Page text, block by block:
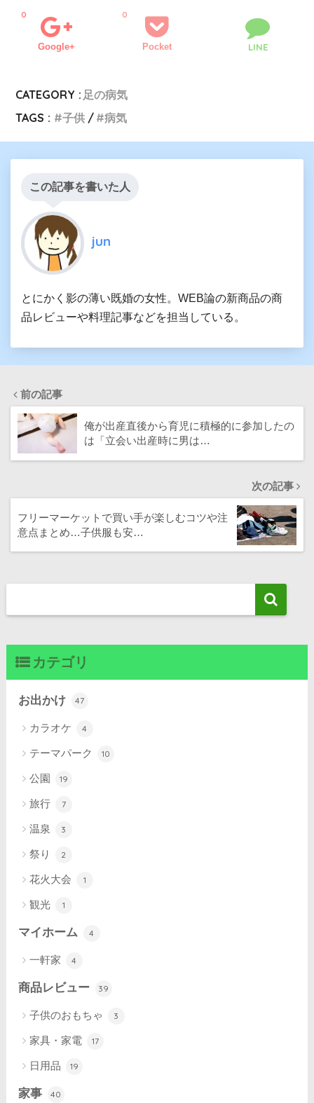
Google+
0
Pocket
0
LINE
CATEGORY : 足の病気
TAGS :
子供 病気
この記事を書いた人
jun
とにかく影の薄い既婚の女性。WEB論の新商品の商
品レビューや料理記事などを担当している。
前の記事
俺が出産直後から育児に積極的に参加したの
は「立会い出産時に男は…
次の記事
フリーマーケットで買い手が楽しむコツや注
意点まとめ…子供服も安…
カテゴリ
お出かけ 47
カラオケ 4
テーマパーク 10
公園 19
旅行 7
温泉 3
祭り 2
花火大会 1
観光 1
マイホーム 4
一軒家 4
商品レビュー 39
子供のおもちゃ 3
家具・家電 17
日用品 19
家事 40